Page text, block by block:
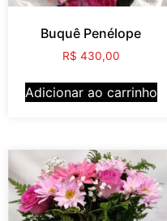
Buquê Penélope
R$ 430,00
Adicionar ao carrinho